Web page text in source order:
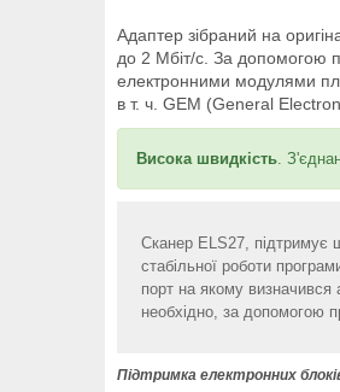
Адаптер зібраний на
до 2 Мбіт/с. За допомогою
електронними модулями
в т. ч. GEM (General
Висока швидкість .
Сканер ELS27, підтримує
стабільної роботи
порт на якому
необхідно, за допомогою
Підтримка електронних